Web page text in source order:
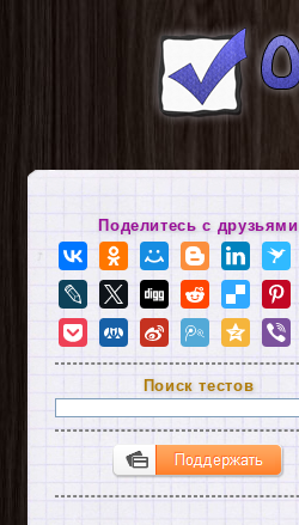
Поделитесь с друзьями
Поиск тестов